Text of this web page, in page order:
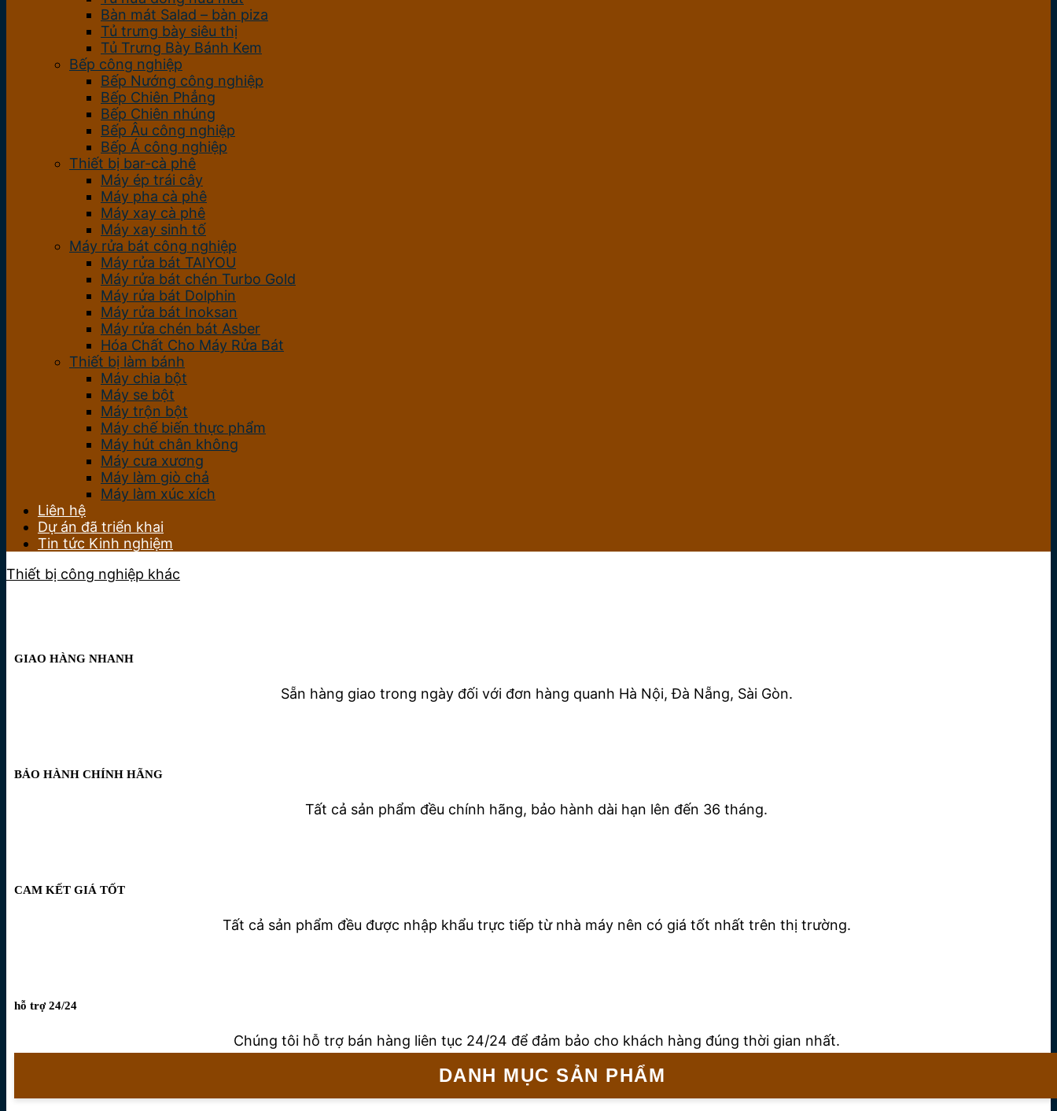
Bàn mát Salad – bàn piza
Tủ trưng bày siêu thị
Tủ Trưng Bày Bánh Kem
Bếp công nghiệp
Bếp Nướng công nghiệp
Bếp Chiên Phẳng
Bếp Chiên nhúng
Bếp Âu công nghiệp
Bếp Á công nghiệp
Thiết bị bar-cà phê
Máy ép trái cây
Máy pha cà phê
Máy xay cà phê
Máy xay sinh tố
Máy rửa bát công nghiệp
Máy rửa bát TAIYOU
Máy rửa bát chén Turbo Gold
Máy rửa bát Dolphin
Máy rửa bát Inoksan
Máy rửa chén bát Asber
Hóa Chất Cho Máy Rửa Bát
Thiết bị làm bánh
Máy chia bột
Máy se bột
Máy trộn bột
Máy chế biến thực phẩm
Máy hút chân không
Máy cưa xương
Máy làm giò chả
Máy làm xúc xích
Liên hệ
Dự án đã triển khai
Tin tức Kinh nghiệm
Thiết bị công nghiệp khác
GIAO HÀNG NHANH
Sẵn hàng giao trong ngày đối với đơn hàng quanh Hà Nội, Đà Nẵng, Sài Gòn.
BẢO HÀNH CHÍNH HÃNG
Tất cả sản phẩm đều chính hãng, bảo hành dài hạn lên đến 36 tháng.
CAM KẾT GIÁ TỐT
Tất cả sản phẩm đều được nhập khẩu trực tiếp từ nhà máy nên có giá tốt nhất trên thị trường.
hỗ trợ 24/24
Chúng tôi hỗ trợ bán hàng liên tục 24/24 để đảm bảo cho khách hàng đúng thời gian nhất.
DANH MỤC SẢN PHẨM